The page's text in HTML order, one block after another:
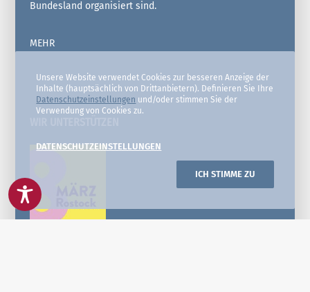
Bundesland organisiert sind.
MEHR
Unsere Website verwendet Cookies zur besseren Anzeige der
Inhalte (hauptsächlich von Drittanbietern). Definieren Sie Ihre
Datenschutzeinstellungen und/oder stimmen Sie der
Verwendung von Cookies zu.
DATENSCHUTZEINSTELLUNGEN
ICH STIMME ZU